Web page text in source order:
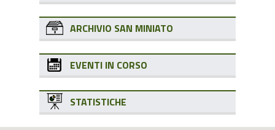
ARCHIVIO SAN MINIATO
EVENTI IN CORSO
STATISTICHE